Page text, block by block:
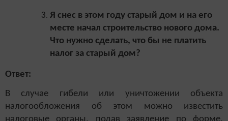
Я снес в этом году старый дом и на его
месте начал строительство нового дома.
Что нужно сделать, что бы не платить
налог за старый дом?
Ответ:
В случае гибели или уничтожении объекта
налогообложения об этом можно известить